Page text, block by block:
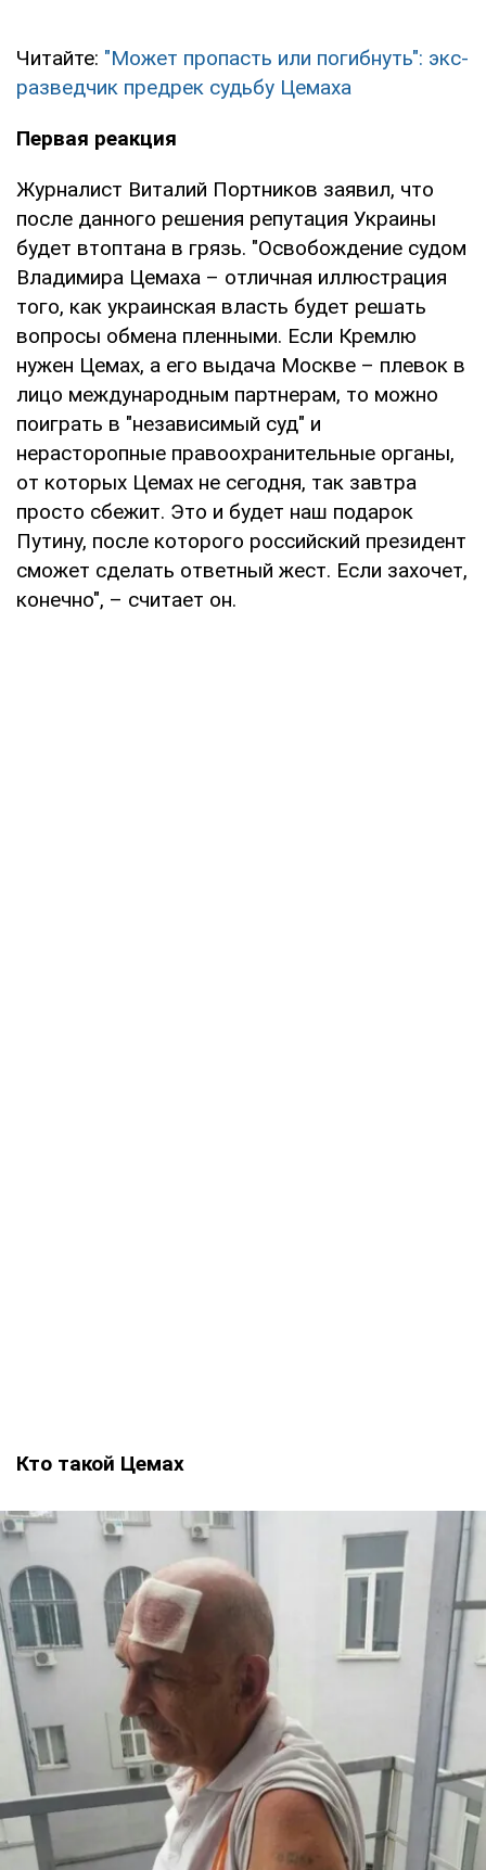
Читайте: "Может пропасть или погибнуть": экс-
разведчик предрек судьбу Цемаха
Первая реакция
Журналист Виталий Портников заявил, что
после данного решения репутация Украины
будет втоптана в грязь. "Освобождение судом
Владимира Цемаха – отличная иллюстрация
того, как украинская власть будет решать
вопросы обмена пленными. Если Кремлю
нужен Цемах, а его выдача Москве – плевок в
лицо международным партнерам, то можно
поиграть в "независимый суд" и
нерасторопные правоохранительные органы,
от которых Цемах не сегодня, так завтра
просто сбежит. Это и будет наш подарок
Путину, после которого российский президент
сможет сделать ответный жест. Если захочет,
конечно", – считает он.
Кто такой Цемах